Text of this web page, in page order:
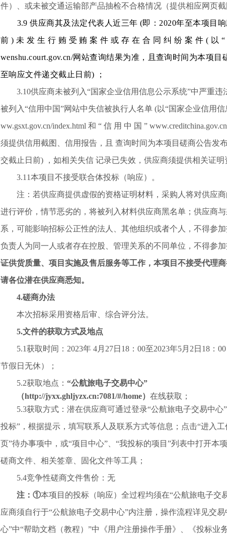
件）、或未被交通运输部产品抽检不合格情况（提供相应网页截
3.9 供应商其及法定代表人近三年 (即：2020年至本项目
前 ) 未 发 生 行 贿 受 贿 案 件 或 存 在 合 同 纠 纷 案 件 ( 以 “
wenshu.court.gov.cn/网站查询结果为准，且查询时间为本项目
至响应文件递交截止日前) ；
3.10供应商未被列入“国家企业信用信息公示系统”中严重违
被列入“信用中国”网站中失信被执行人名单 (以“国家企业信用信
ww.gsxt.gov.cn/index.html 和 “ 信 用 中 国 ”
须提供信用截图、信用报告，且 查询时间为本项目磋商公告发
交截止日前) ，如相关失信 记录已失效，供应商须提供相关证明
3.11本项目不接受联合体投标（响应）。
注：若供应商提供虚假的资格证明材料，采购人将对供应
进行评价，情节恶劣的，将被列入材料供应商黑名单；供应商
系，可能影响招标公正性的法人、其他组织或者个人，不得参
负责人为同一人或者存在控股、管理关系的不同单位，不得参加
证供货质量、项目实施及售后服务等工作，本项目不接受代理商
请各位潜在供应商悉知。
4.磋商办法
本次招标采用资格后审、综合评分法。
5.文件的获取方式及地点
5.1获取时间： 2023年 4月 27日 18 ：00至2023年5月 2 日 18 ：00
节假日无休）；
5.2获取地点： “公航旅电子交易中心”
（http://jyxx.ghljyzx.cn:7081/#/home）在线获取；
5.3获取方式：潜在供应商可通过登录“公航旅电子交易中心
投标”，根据提示，填写联系人及联系方式等信息；点击“进入
页”待办事项中，或“项目中心”、“我投标的项目”列表中打开本
磋商文件、相关签章、固化文件等工具；
5.4竞争性磋商文件售价： 无
注：①本项目的投标（响应）全过程均须在“公航旅电子交
应商须自行于“公航旅电子交易中心”内注册，操作流程详见交易
心”中“帮助文档（教程）”中《用户注册操作手册》、《投标业